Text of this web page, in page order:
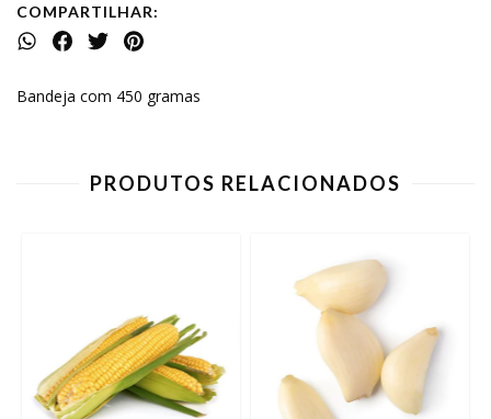
COMPARTILHAR:
Bandeja com 450 gramas
PRODUTOS RELACIONADOS